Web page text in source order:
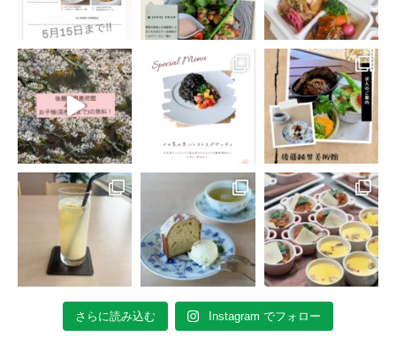
さらに読み込む Instagram でフォロー